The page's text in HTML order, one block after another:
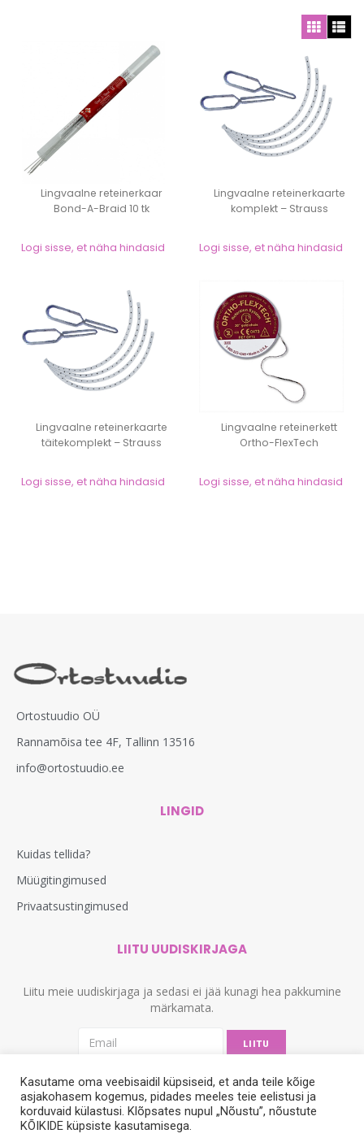
Lingvaalne reteinerkaar
Bond-A-Braid 10 tk
Logi sisse, et näha hindasid
Lingvaalne reteinerkaarte
komplekt – Strauss
Logi sisse, et näha hindasid
Lingvaalne reteinerkaarte
täitekomplekt – Strauss
Logi sisse, et näha hindasid
Lingvaalne reteinerkett
Ortho-FlexTech
Logi sisse, et näha hindasid
Ortostuudio OÜ
Rannamõisa tee 4F, Tallinn 13516
info@ortostuudio.ee
LINGID
Kuidas tellida?
Müügitingimused
Privaatsustingimused
LIITU UUDISKIRJAGA
Liitu meie uudiskirjaga ja sedasi ei jää kunagi hea pakkumine
märkamata.
LIITU
Kasutame oma veebisaidil küpsiseid, et anda teile kõige
asjakohasem kogemus, pidades meeles teie eelistusi ja
korduvaid külastusi. Klõpsates nupul „Nõustu”, nõustute
KÕIKIDE küpsiste kasutamisega.